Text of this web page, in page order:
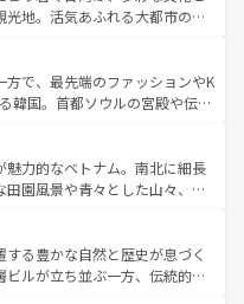
、すべてがハワイの魅力を彩
ハワイ情報
てほしい。
た、カフェやワイン、オージ
しており、サーフィンやダイ
ウトドア好きにはたまらな
な魅力を存分に味わいつくそ
地。活気あふれる大都市の台
る台湾東部など、都市の喧騒
おり、訪れる人に新しい発見と
た、奥深い台湾の食文化も魅
など、バラエティ豊かな料理
新着の台湾情報は コンテンツ一覧を参
方で、最先端のファッションやK
韓国。首都ソウルの宮殿や伝統
折々の自然美を楽しむことが
焼肉、絶品のストリートフード
が待っている。夜には、韓国な
の多彩な魅力を心ゆくまで味
ほしい。 なお、新着の韓国情報はコンテンツ一
魅力的なベトナム。南北に細長
田園風景や青々とした山々、世
く。ハノイの古い町並みやホ
代の建物も、独特の雰囲気を
エティの豊かさとおいしさで
る豊かな自然と歴史が息づく
ルが立ち並ぶ一方、伝統的な